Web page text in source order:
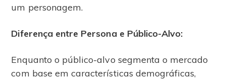
um personagem.
Diferença entre Persona e Público-Alvo:
Enquanto o público-alvo segmenta o mercado
com base em características demográficas,